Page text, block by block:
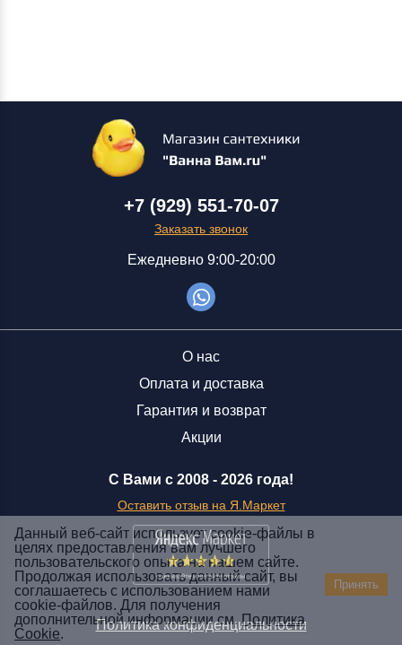
+7 (929) 551-70-07
Заказать звонок
Ежедневно 9:00-20:00
С Вами с 2008 - 2026 года!
Оставить отзыв на Я.Маркет
О нас
Оплата и доставка
Гарантия и возврат
Акции
Политика конфиденциальности
Заказать звонок
+7 (929) 551-70-07
Ежедневно 9:00-20:00
Данный веб-сайт использует cookie-файлы в
целях предоставления вам лучшего
пользовательского опыта на нашем сайте.
Продолжая использовать данный сайт, вы
соглашаетесь с использованием нами
cookie-файлов. Для получения
дополнительной информации см.Политика
Cookie.
Принять